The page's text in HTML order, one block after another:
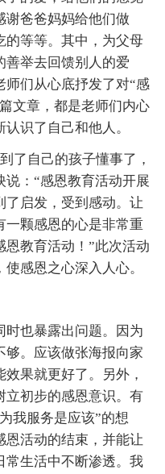
谢爸爸妈妈给他们做
的等等。其中，为父母
善举去回馈别人的爱
师们从心底抒发了对“感
文章，都是老师们内心
识了自己和他人。
了自己的孩子懂事了，
：“感恩教育活动开展
了启发，受到感动。让
一颗感恩的心是非常重
教育活动！”此次活动
感恩之心深入人心。
时也暴露出问题。因为
够。应该做张海报向家
果就更好了。另外，
立初步的感恩意识。有
我服务是应该”的想
恩活动的结束，并能让
常生活中不断渗透。我